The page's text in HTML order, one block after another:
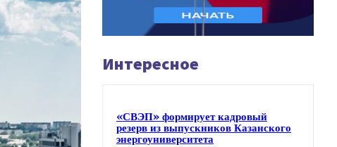
Интересное
«СВЭП» формирует кадровый
резерв из выпускников Казанского
энергоуниверситета